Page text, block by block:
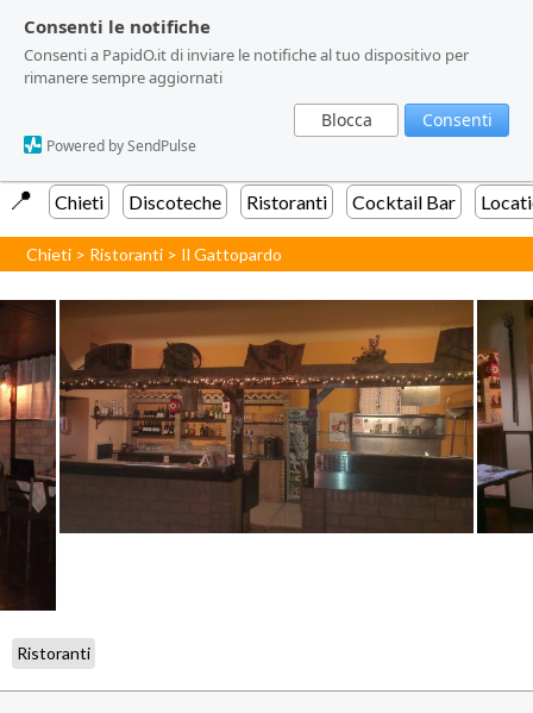
Consenti le notifiche
Consenti a PapidO.it di inviare le notifiche al tuo dispositivo per
rimanere sempre aggiornati
Blocca Consenti
Powered by SendPulse
Consenti le notifiche
Consenti a PapidO.it di inviare le notifiche al tuo dispositivo per
rimanere sempre aggiornati
Blocca Consenti
Powered by SendPulse
📍️ Chieti Discoteche Ristoranti Cocktail Bar
Chieti > Ristoranti > Il Gattopardo
Ristoranti